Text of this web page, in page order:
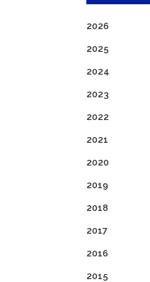
2026
2025
2024
2023
2022
2021
2020
2019
2018
2017
2016
2015